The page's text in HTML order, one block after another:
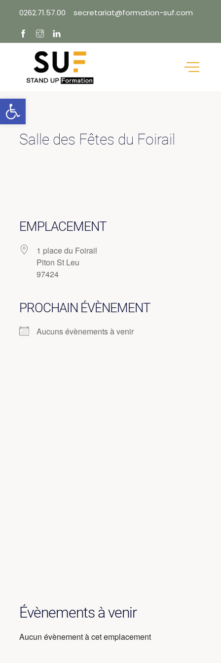
content
0262.71.57.00 secretariat@formation-suf.com
Salle des Fêtes du Foirail
EMPLACEMENT
1 place du Foirail
Piton St Leu
97424
PROCHAIN ÉVÈNEMENT
Aucuns évènements à venir
Évènements à venir
Aucun évènement à cet emplacement
Ouvrir la barre d’outils